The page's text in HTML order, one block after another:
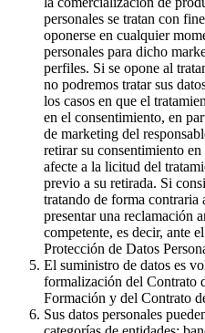
personales se tratan con
oponerse en cualquier
personales para dicho
perfiles. Si se opone al
no podremos tratar sus
los casos en que el
en el consentimiento, en
de marketing del
retirar su consentimiento
afecte a la licitud del
previo a su retirada. Si
tratando de forma contraria
presentar una reclamación
competente, es decir, ante
Protección de Datos
El suministro de datos es
formalización del Contrato
Formación y del Contrato
Sus datos personales